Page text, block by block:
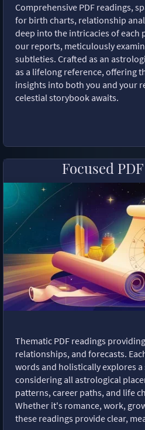
Comprehensive PDF readings,
for birth charts, relationship
deep into the intricacies of each
our reports, meticulously
subtleties. Crafted as an
as a lifelong reference, offering
insights into both you and your
celestial storybook awaits.
Focused
Thematic PDF readings
relationships, and forecasts.
words and holistically explores a
considering all astrological
patterns, career paths, and life
Whether it's romance, work,
these readings provide clear,